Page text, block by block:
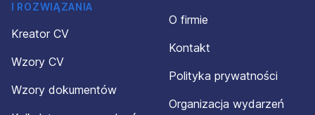
I ROZWIĄZANIA
Kreator CV
Wzory CV
Wzory dokumentów
O firmie
Kontakt
Polityka prywatności
Organizacja wydarzeń